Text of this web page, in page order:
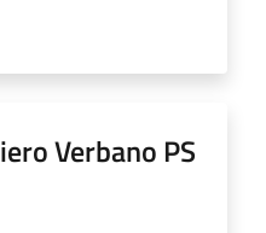
Verbano PS